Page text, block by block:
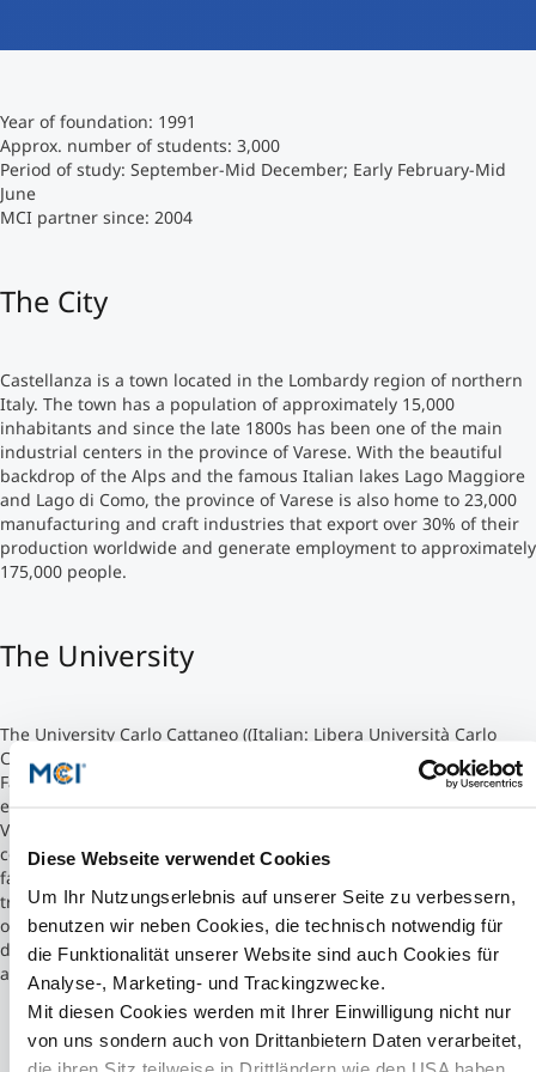
Diese Webseite verwendet Cookies
Um Ihr Nutzungserlebnis auf unserer Seite zu verbessern,
benutzen wir neben Cookies, die technisch notwendig für
die Funktionalität unserer Website sind auch Cookies für
Analyse-, Marketing- und Trackingzwecke.
Mit diesen Cookies werden mit Ihrer Einwilligung nicht nur
von uns sondern auch von Drittanbietern Daten verarbeitet,
die ihren Sitz teilweise in Drittländern wie den USA haben.
Forschung am MCI
Micro Degrees
Micro Credentials
Masterclasses
Management-Seminare
Technische Weiterbildung
Maßgeschneiderte Programme
Executive Education Finder
Year of foundation: 1991
Approx. number of students: 3,000
Period of study: September-Mid December; Early February-Mid
June
MCI partner since: 2004
The City
Castellanza is a town located in the Lombardy region of northern
Italy. The town has a population of approximately 15,000
inhabitants and since the late 1800s has been one of the main
industrial centers in the province of Varese. With the beautiful
backdrop of the Alps and the famous Italian lakes Lago Maggiore
and Lago di Como, the province of Varese is also home to 23,000
manufacturing and craft industries that export over 30% of their
production worldwide and generate employment to approximately
175,000 people.
The University
The University Carlo Cattaneo ((Italian: Libera Università Carlo
Cattaneo, LIUC) was founded in 1991 and is organized in 3
Faculties. The LIUC is an independent, state-recognized institution
established in 1991 by the Industrial Association of the Province of
Varese (UNIVA). The university is housed in a nineteenth century
cotton mill which has been beautifully restored by the world
famous Italian architect Aldo Rossi . It is only 400 meters from the
train station that links Castellanza to Milan in 35 minutes and just
over 1 kilometer from the motorway. On the campus is also a
dormitory, where until now most MCI students have found their
accommodation.